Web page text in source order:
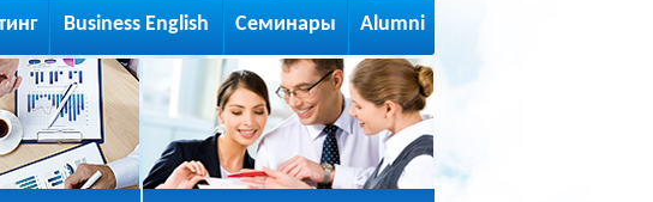
Business English Семинары Alumni